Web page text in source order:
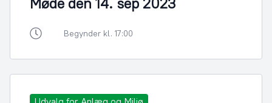
Begynder kl. 17:00